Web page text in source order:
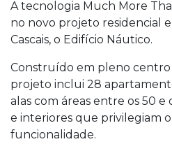
A tecnologia Much More
no novo projeto residencial
Cascais, o Edifício Náutico.
Construído em pleno centro
projeto inclui 28
alas com áreas entre os 50 e
e interiores que privilegiam
funcionalidade.